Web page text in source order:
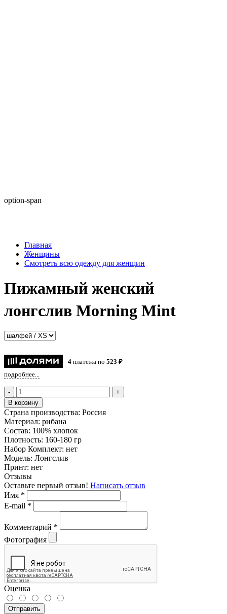
option-span
Главная
Женщины
Смотреть всю одежду для женщин
Пижамный женский
лонгслив Morning Mint
4 платежа по 523 ₽
подробнее...
-
+
В корзину
Страна производства: Россия
Материал: рибана
Состав: 100% хлопок
Плотность: 160-180 гр
Набор Комплект: нет
Модель: Лонгслив
Принт: нет
Отзывы
Оставьте первый отзыв! Написать отзыв
Имя *
E-mail *
Комментарий *
Фотография
Оценка
Отправить